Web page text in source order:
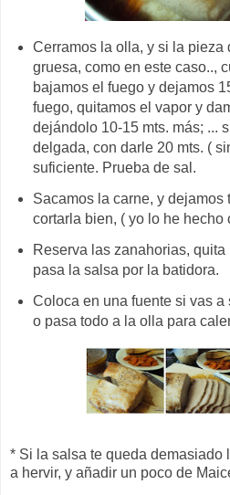
Cerramos la olla, y si la pieza
gruesa, como en este caso..,
bajamos el fuego y dejamos
fuego, quitamos el vapor y
dejándolo 10-15 mts. más; ...
delgada, con darle 20 mts. (
suficiente. Prueba de sal.
Sacamos la carne, y dejamos
cortarla bien, ( yo lo he hecho
Reserva las zanahorias,
pasa la salsa por la batidora.
Coloca en una fuente si vas a
o pasa todo a la olla para
* Si la salsa te queda demasiado
a hervir, y añadir un poco de